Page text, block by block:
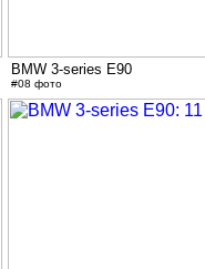
BMW 3-series E90
#08 фото